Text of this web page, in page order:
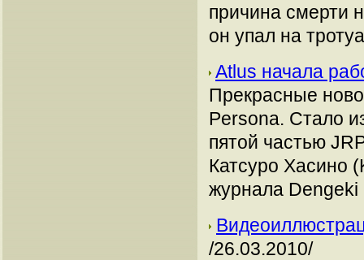
причина смерти
он упал на
Atlus начала
Прекрасные
Persona. Стало
пятой частью
Катсуро Хасино
журнала Dengeki
/26.03.2010/